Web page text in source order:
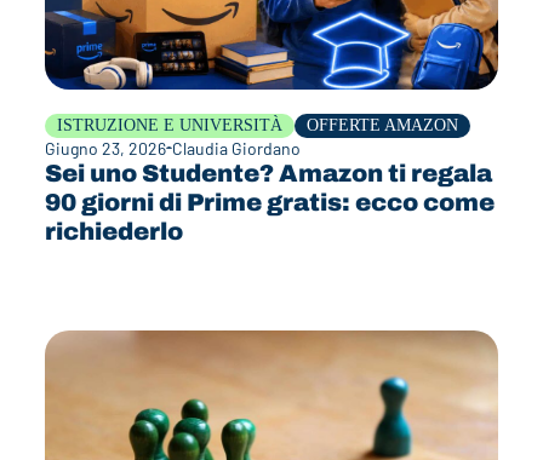
ISTRUZIONE E UNIVERSITÀ OFFERTE AMAZON
Giugno 23, 2026 Claudia Giordano
Sei uno Studente? Amazon ti regala
90 giorni di Prime gratis: ecco come
richiederlo